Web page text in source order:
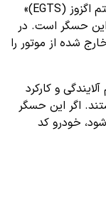
به «مدار حسگر دمای سیستم اگزوز (EGTS)»
این حسگر است. در
شده از موتور را
و کارکرد
اگر این حسگر
خودرو کد